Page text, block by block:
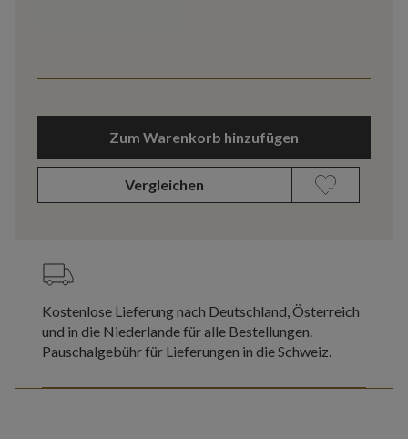
Zum Warenkorb hinzufügen
Vergleichen
Kostenlose Lieferung nach Deutschland, Österreich
und in die Niederlande für alle Bestellungen.
Pauschalgebühr für Lieferungen in die Schweiz.